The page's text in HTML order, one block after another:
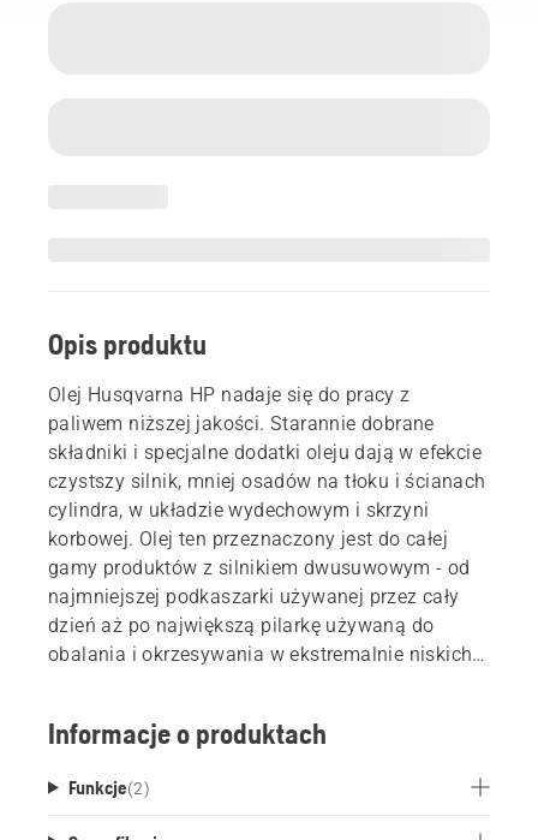
Opis produktu
Olej Husqvarna HP nadaje się do pracy z
paliwem niższej jakości. Starannie dobrane
składniki i specjalne dodatki oleju dają w efekcie
czystszy silnik, mniej osadów na tłoku i ścianach
cylindra, w układzie wydechowym i skrzyni
korbowej. Olej ten przeznaczony jest do całej
gamy produktów z silnikiem dwusuwowym - od
najmniejszej podkaszarki używanej przez cały
dzień aż po największą pilarkę używaną do
obalania i okrzesywania w ekstremalnie niskich
Informacje o produktach
Funkcje(2)